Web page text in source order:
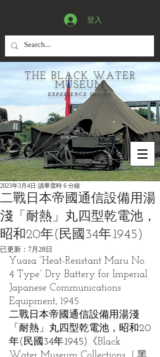
登入
THE BLACK WATER
MUSEUM
EXPERIENCE History
二戰日本帝國通信設備用湯
淺「耐熱」丸四型乾電池，
昭和20年(民國34年.1945)
2023年3月4日 讀畢需時 6 分鐘
已更新： 7月28日
Yuasa “Heat-Resistant Maru No.
4 Type” Dry Battery for Imperial
Japanese Communications
Equipment, 1945
二戰日本帝國通信設備用湯淺
「耐熱」丸四型乾電池，昭和20
年(民國34年.1945) 《Black